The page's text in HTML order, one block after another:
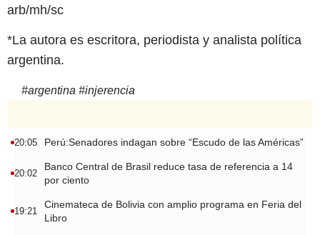
arb/mh/sc
*La autora es escritora, periodista y analista política
argentina.
#argentina #injerencia
20:05 Perú:Senadores indagan sobre “Escudo de las Américas”
20:02
Banco Central de Brasil reduce tasa de referencia a 14
por ciento
19:21
Cinemateca de Bolivia con amplio programa en Feria del
Libro